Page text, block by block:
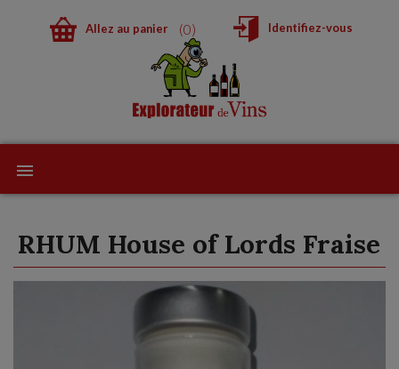
0
Allez au panier Identifiez-vous
RHUM House of Lords Fraise